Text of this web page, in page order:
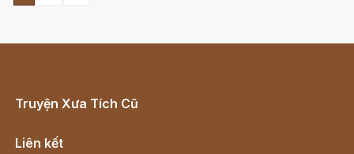
Truyện Xưa Tích Cũ
Liên kết